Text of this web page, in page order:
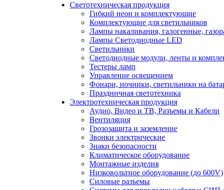
Светотехническая продукция
Гибкий неон и комплектующие
Комплектующие для светильников
Лампы накаливания, галогенные,
Лампы Светодиодные LED
Светильники
Светодиодные модули, ленты и
Тестеры ламп
Управление освещением
Фонари, ночники, светильники на
Праздничная светотехника
Электротехническая продукция
Аудио, Видео и ТВ, Разъемы и Кабели
Вентиляция
Грозозащита и заземление
Звонки электрические
Знаки безопасности
Климатическое оборудование
Монтажные изделия
Низковольтное оборудование (до 600V)
Силовые разъемы